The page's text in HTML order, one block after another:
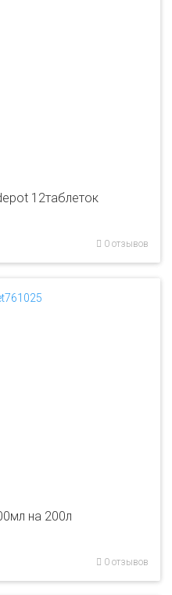
12таблеток
0 отзывов
на 200л
0 отзывов